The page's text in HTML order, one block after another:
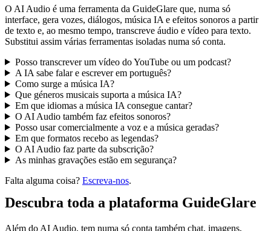
O AI Audio é uma ferramenta da GuideGlare que, numa só
interface, gera vozes, diálogos, música IA e efeitos sonoros a partir
de texto e, ao mesmo tempo, transcreve áudio e vídeo para texto.
Substitui assim várias ferramentas isoladas numa só conta.
Posso transcrever um vídeo do YouTube ou um podcast?
A IA sabe falar e escrever em português?
Como surge a música IA?
Que géneros musicais suporta a música IA?
Em que idiomas a música IA consegue cantar?
O AI Audio também faz efeitos sonoros?
Posso usar comercialmente a voz e a música geradas?
Em que formatos recebo as legendas?
O AI Audio faz parte da subscrição?
As minhas gravações estão em segurança?
Falta alguma coisa? Escreva-nos.
Descubra toda a plataforma GuideGlare
Além do AI Audio, tem numa só conta também chat, imagens,